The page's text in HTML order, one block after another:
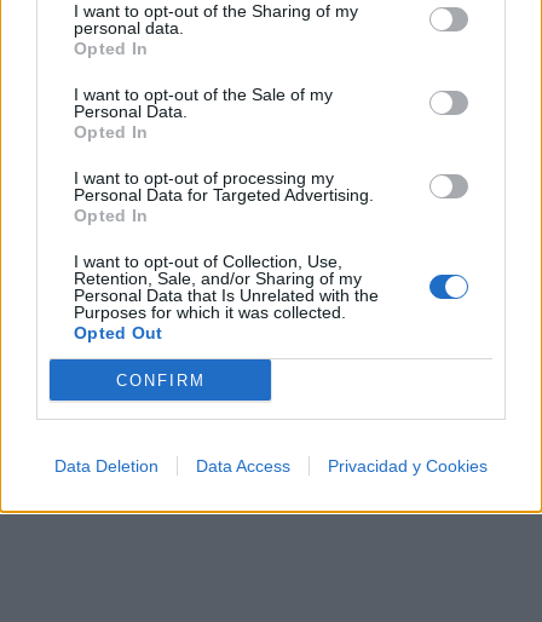
I want to opt-out of the Sharing of my
personal data.
Opted In
I want to opt-out of the Sale of my
Personal Data.
Opted In
I want to opt-out of processing my
Personal Data for Targeted Advertising.
Opted In
I want to opt-out of Collection, Use,
Retention, Sale, and/or Sharing of my
Personal Data that Is Unrelated with the
Purposes for which it was collected.
Opted Out
CONFIRM
Data Deletion Data Access Privacidad y Cookies
más apoyados y visitados de esta semana.
¿Apoyar a WWE Anthology?
0 0
Ranking de WWE Anthology TOP Música